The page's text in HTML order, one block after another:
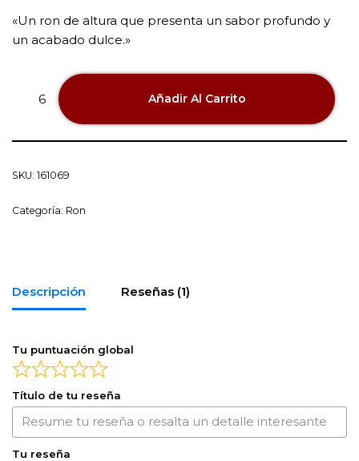
«Un ron de altura que presenta un sabor profundo y
un acabado dulce.»
Añadir Al Carrito
SKU: 161069
Categoría: Ron
Descripción Reseñas (1)
Tu puntuación global
Título de tu reseña
Tu reseña